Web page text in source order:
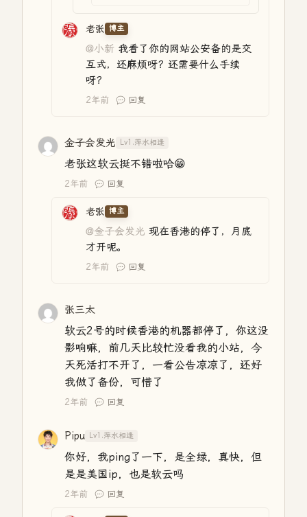
老张 博主
@小新 我看了你的网站公安备的是交
互式，还麻烦呀？还需要什么手续
呀？
2年前 回复
金子会发光 Lv1.萍水相逢
老张这软云挺不错啦哈😁
2年前 回复
老张 博主
@金子会发光 现在香港的停了，月底
才开呢。
2年前 回复
张三太
软云2号的时候香港的机器都停了，你这没
影响嘛，前几天比较忙没看我的小站，今
天死活打不开了，一看公告凉凉了，还好
我做了备份，可惜了
2年前 回复
Pipu Lv1.萍水相逢
你好，我ping了一下，是全绿，真快，但
是是美国ip，也是软云吗
2年前 回复